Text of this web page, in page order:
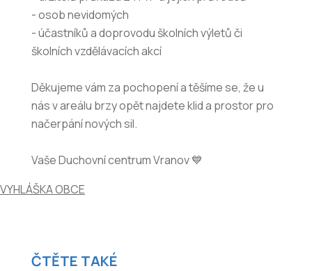
- osob nevidomých
- účastníků a doprovodu školních výletů či
školních vzdělávacích akcí
Děkujeme vám za pochopení a těšíme se, že u
nás v areálu brzy opět najdete klid a prostor pro
načerpání nových sil.
Vaše Duchovní centrum Vranov 💙
VYHLÁŠKA OBCE
ČTĚTE TAKÉ